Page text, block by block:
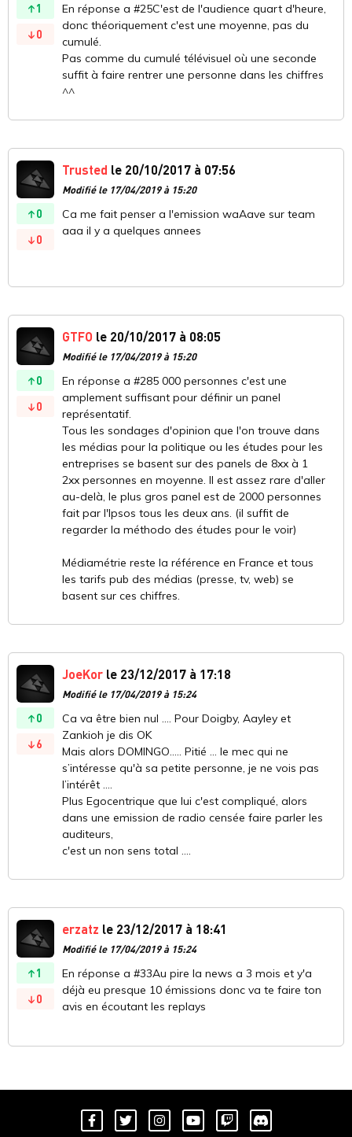
1
0
En réponse a #25C'est de l'audience quart d'heure,
donc théoriquement c'est une moyenne, pas du
cumulé.
Pas comme du cumulé télévisuel où une seconde
suffit à faire rentrer une personne dans les chiffres
^^
0
0
Trusted le 20/10/2017 à 07:56
Modifié le 17/04/2019 à 15:20
Ca me fait penser a l'emission waAave sur team
aaa il y a quelques annees
0
0
GTFO le 20/10/2017 à 08:05
Modifié le 17/04/2019 à 15:20
En réponse a #285 000 personnes c'est une
amplement suffisant pour définir un panel
représentatif.
Tous les sondages d'opinion que l'on trouve dans
les médias pour la politique ou les études pour les
entreprises se basent sur des panels de 8xx à 1
2xx personnes en moyenne. Il est assez rare d'aller
au-delà, le plus gros panel est de 2000 personnes
fait par l'Ipsos tous les deux ans. (il suffit de
regarder la méthodo des études pour le voir)
Médiamétrie reste la référence en France et tous
les tarifs pub des médias (presse, tv, web) se
basent sur ces chiffres.
0
6
JoeKor le 23/12/2017 à 17:18
Modifié le 17/04/2019 à 15:24
Ca va être bien nul .... Pour Doigby, Aayley et
Zankioh je dis OK
Mais alors DOMINGO..... Pitié ... le mec qui ne
s’intéresse qu'à sa petite personne, je ne vois pas
l’intérêt ....
Plus Egocentrique que lui c'est compliqué, alors
dans une emission de radio censée faire parler les
auditeurs,
c'est un non sens total ....
1
0
erzatz le 23/12/2017 à 18:41
Modifié le 17/04/2019 à 15:24
En réponse a #33Au pire la news a 3 mois et y'a
déjà eu presque 10 émissions donc va te faire ton
avis en écoutant les replays